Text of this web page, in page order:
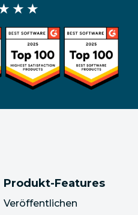
★ ★
Produkt-Features
Veröffentlichen